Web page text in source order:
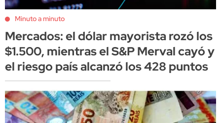
Minuto a minuto
Mercados: el dólar mayorista rozó los
$1.500, mientras el S&P Merval cayó y
el riesgo país alcanzó los 428 puntos